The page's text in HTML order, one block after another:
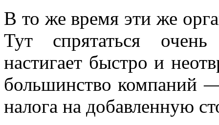
В то же время эти же
Тут спрятаться
настигает быстро и
большинство компаний
налога на добавленную